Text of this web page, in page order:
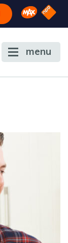
Omroep
NPO
menu